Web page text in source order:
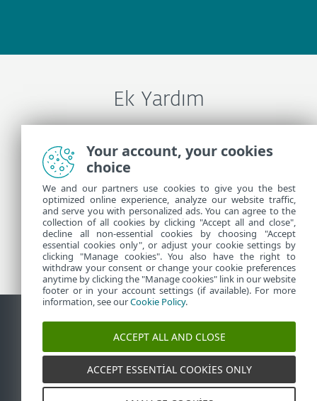
Ek Yardım
Daha Fazla Bilgi
Destek Haberleri
Müşteriler İçin Tavsiyeleri
Güvenlik açığı raporla Çerez politikası
yönet
Site haritası
Burada kullanılan ticari markalar, ESET, spol. s r.o.
Your account, your cookies
choice
We and our partners use cookies to give you the best
optimized online experience, analyze our website traffic,
and serve you with personalized ads. You can agree to the
collection of all cookies by clicking "Accept all and close",
decline all non-essential cookies by choosing "Accept
essential cookies only", or adjust your cookie settings by
clicking "Manage cookies". You also have the right to
withdraw your consent or change your cookie preferences
anytime by clicking the "Manage cookies" link in our website
footer or in your account settings (if available). For more
information, see ourCookie Policy.
ACCEPT ALL AND CLOSE
ACCEPT ESSENTIAL COOKIES ONLY